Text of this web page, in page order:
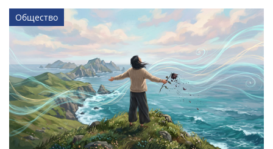
Общество